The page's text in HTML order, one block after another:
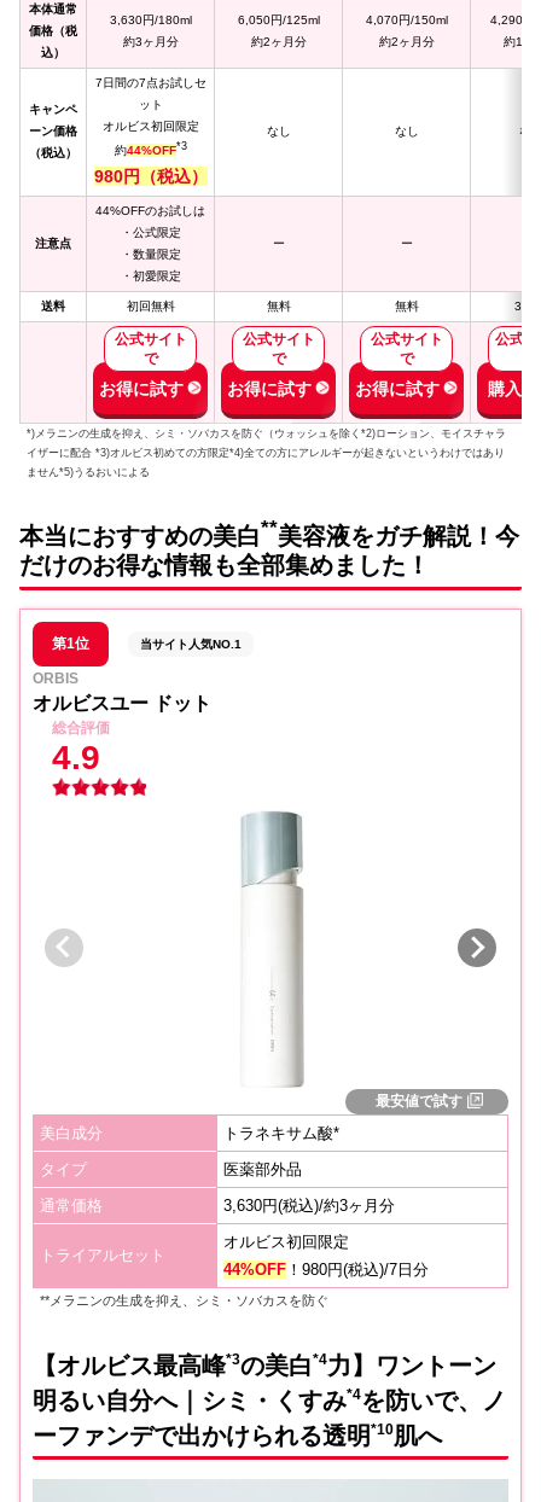
本体通常
価格（税
込）
3,630円/180ml
約3ヶ月分
6,050円/125ml
約2ヶ月分
4,070円/150ml
約2ヶ月分
4,290円/
約1ヶ
キャンペ
ーン価格
（税込）
7日間の7点お試しセ
ット
オルビス初回限定
約44%OFF*3
980円（税込）
なし なし な
注意点
44%OFFのお試しは
・公式限定
・数量限定
・初愛限定
ー ー
送料 初回無料 無料 無料 350
公式サイト
で
お得に試す
公式サイト
で
お得に試す
公式サイト
で
お得に試す
公式
購入
*)メラニンの生成を抑え、シミ・ソバカスを防ぐ（ウォッシュを除く*2)ローション、モイスチャラ
イザーに配合 *3)オルビス初めての方限定*4)全ての方にアレルギーが起きないというわけではあり
ません*5)うるおいによる
本当におすすめの美白**美容液をガチ解説！今
だけのお得な情報も全部集めました！
第1位 当サイト人気NO.1
ORBIS
オルビスユー ドット
総合評価
4.9
最安値で試す
美白成分
トラネキサム酸*
タイプ
医薬部外品
通常価格
3,630円(税込)/約3ヶ月分
トライアルセット
オルビス初回限定
44%OFF ！980円(税込)/7日分
**メラニンの生成を抑え、シミ・ソバカスを防ぐ
【オルビス最高峰*3の美白*4力】ワントーン
明るい自分へ｜シミ・くすみ*4を防いで、ノ
ーファンデで出かけられる透明 *10肌へ